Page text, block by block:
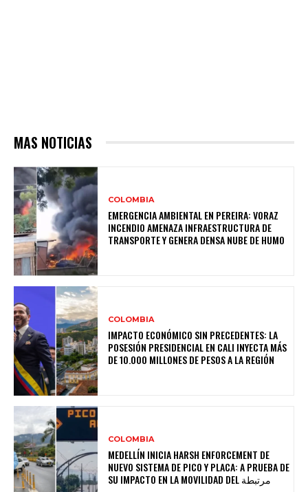
MAS NOTICIAS
COLOMBIA
EMERGENCIA AMBIENTAL EN PEREIRA: VORAZ
INCENDIO AMENAZA INFRAESTRUCTURA DE
TRANSPORTE Y GENERA DENSA NUBE DE HUMO
COLOMBIA
IMPACTO ECONÓMICO SIN PRECEDENTES: LA
POSESIÓN PRESIDENCIAL EN CALI INYECTA MÁS
DE 10.000 MILLONES DE PESOS A LA REGIÓN
COLOMBIA
MEDELLÍN INICIA HARSH ENFORCEMENT DE
NUEVO SISTEMA DE PICO Y PLACA: A PRUEBA DE
SU IMPACTO EN LA MOVILIDAD DEL مرتبطة